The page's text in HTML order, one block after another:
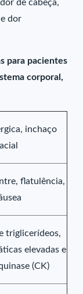
de cabeça,
dor
para pacientes
corporal,
inchaço
flatulência,
triglicerídeos,
elevadas e
(CK)